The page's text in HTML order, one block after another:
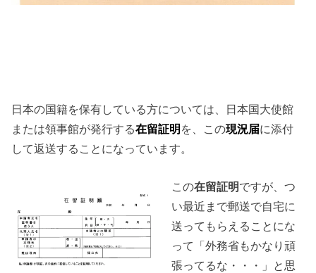
日本の国籍を保有している方については、日本国大使館
または領事館が発行する在留証明 を、この現況届に添付
して返送することになっています。
この在留証明ですが、つ
い最近まで郵送で自宅に
送ってもらえることにな
って「外務省もかなり頑
張ってるな・・・」と思